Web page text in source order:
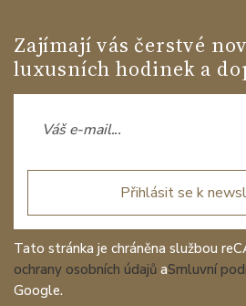
Zajímají vás čerstvé
luxusních hodinek a
Přihlásit se k
Tato stránka je chráněna službou
ochrany osobních údajů aSmluvní
Google.